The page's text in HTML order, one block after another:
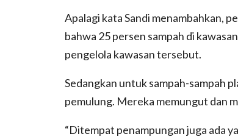
Apalagi kata Sandi menambahkan,
bahwa 25 persen sampah di
pengelola kawasan tersebut.
Sedangkan untuk sampah-sampah
pemulung. Mereka memungut dan
“Ditempat penampungan juga ada